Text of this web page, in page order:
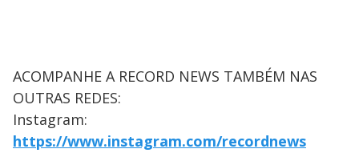
ACOMPANHE A RECORD NEWS TAMBÉM NAS
OUTRAS REDES:
Instagram:
https://www.instagram.com/recordnews